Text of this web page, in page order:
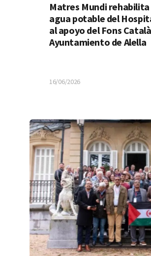
Matres Mundi
agua potable del
al apoyo del Fons
Ayuntamiento de Alella
16/06/2026